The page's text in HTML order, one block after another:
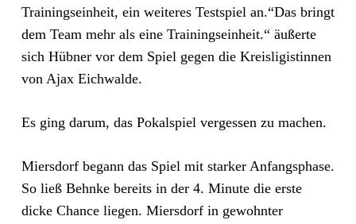
Trainingseinheit, ein weiteres Testspiel an.“Das bringt
dem Team mehr als eine Trainingseinheit.“ äußerte
sich Hübner vor dem Spiel gegen die Kreisligistinnen
von Ajax Eichwalde.
Es ging darum, das Pokalspiel vergessen zu machen.
Miersdorf begann das Spiel mit starker Anfangsphase.
So ließ Behnke bereits in der 4. Minute die erste
dicke Chance liegen. Miersdorf in gewohnter